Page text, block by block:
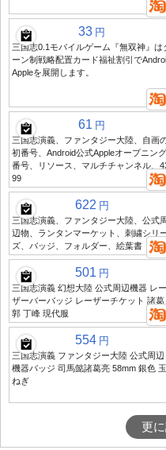
33 円
三国志0.1モバイルゲーム『無双神』は
ーン制戦略配置カード福祉割引で
Appleを展開します。
61 円
三国志演義、ファンタジー大陸、自画
初番号、Android公式Appleオープニング
番号、リソース、マルチチャンネル、
99
622 円
三国志演義、ファンタジー大陸、公式
辺物、ランタンマーケット、刺繍シリ
ズ、バッジ、フォルダー、絵葉書
501 円
三国志演義 幻想大陸 公式周辺機器 レー
ザーバーバッジ レーザーチケット 諸葛
郭 丁峰 現代服
554 円
三国志演義 ファンタジー大陸 公式周辺
機器バッジ 司馬懿諸葛亮 58mm 銀色 玉
ねぎ
更